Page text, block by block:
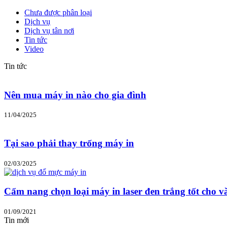
Chưa được phân loại
Dịch vụ
Dịch vụ tân nơi
Tin tức
Video
Tin tức
Nên mua máy in nào cho gia đình
11/04/2025
Tại sao phải thay trống máy in
02/03/2025
Cẩm nang chọn loại máy in laser đen trắng tốt cho
01/09/2021
Tin mới